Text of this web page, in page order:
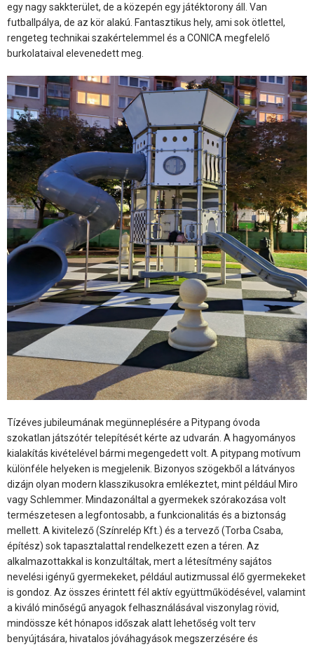
egy nagy sakkterület, de a közepén egy játéktorony áll. Van
futballpálya, de az kör alakú. Fantasztikus hely, ami sok ötlettel,
rengeteg technikai szakértelemmel és a CONICA megfelelő
burkolataival elevenedett meg.
Tízéves jubileumának megünneplésére a Pitypang óvoda
szokatlan játszótér telepítését kérte az udvarán. A hagyományos
kialakítás kivételével bármi megengedett volt. A pitypang motívum
különféle helyeken is megjelenik. Bizonyos szögekből a látványos
dizájn olyan modern klasszikusokra emlékeztet, mint például Miro
vagy Schlemmer. Mindazonáltal a gyermekek szórakozása volt
természetesen a legfontosabb, a funkcionalitás és a biztonság
mellett. A kivitelező (Színrelép Kft.) és a tervező (Torba Csaba,
építész) sok tapasztalattal rendelkezett ezen a téren. Az
alkalmazottakkal is konzultáltak, mert a létesítmény sajátos
nevelési igényű gyermekeket, például autizmussal élő gyermekeket
is gondoz. Az összes érintett fél aktív együttműködésével, valamint
a kiváló minőségű anyagok felhasználásával viszonylag rövid,
mindössze két hónapos időszak alatt lehetőség volt terv
benyújtására, hivatalos jóváhagyások megszerzésére és